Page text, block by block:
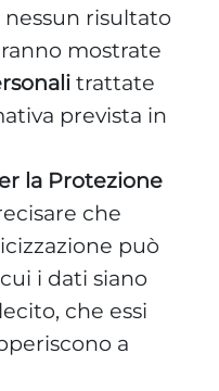
risultato
mostrate
trattate
prevista in
la Protezione
che
può
i dati siano
che essi
a